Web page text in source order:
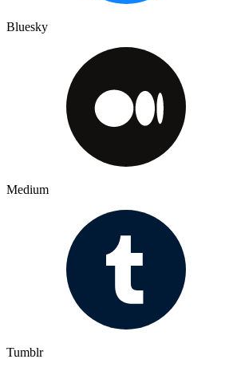
Bluesky
Medium
Tumblr